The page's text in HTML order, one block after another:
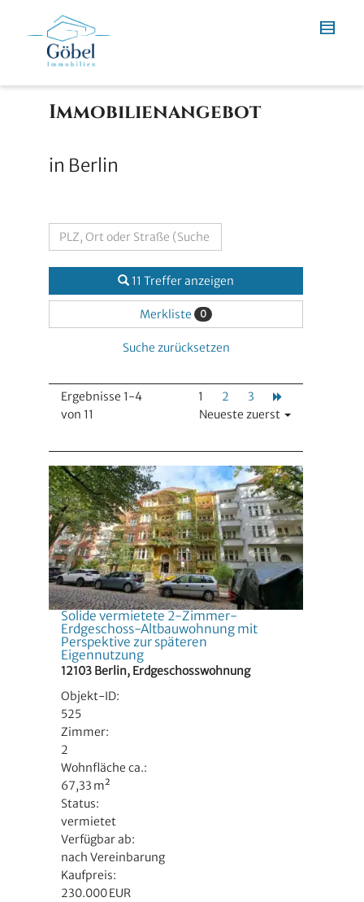
Immobilien­angebot
in Berlin
11 Treffer anzeigen
Merkliste 0
Suche zurücksetzen
Ergebnisse 1-4
von 11
1 2
3
Neueste zuerst
Solide vermietete 2-Zimmer-
Erdgeschoss-Altbauwohnung mit
Perspektive zur späteren
Eigennutzung
12103 Berlin, Erdgeschosswohnung
Objekt-ID:
525
Zimmer:
2
Wohnfläche ca.:
67,33 m²
Status:
vermietet
Verfügbar ab:
nach Vereinbarung
Kaufpreis:
230.000 EUR